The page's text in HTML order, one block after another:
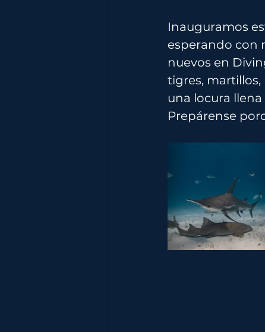
Inauguramos
esperando con
nuevos en
tigres, martillos,
una locura
Prepárense